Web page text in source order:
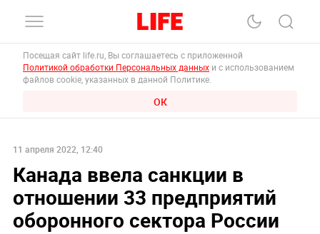
Посещая сайт life.ru, Вы соглашаетесь с приложенной
Политикой обработки Персональных данных и с использованием
файлов cookie, указанных в данной Политике.
ОК
11 апреля 2022, 12:40
Канада ввела санкции в
отношении 33 предприятий
оборонного сектора России